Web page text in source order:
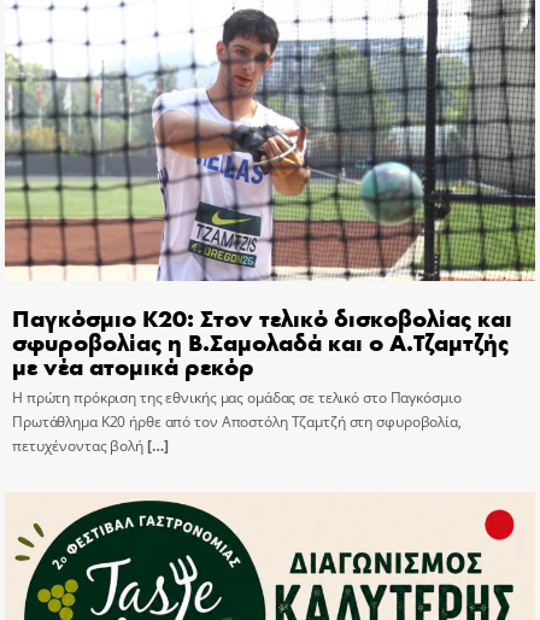
Παγκόσμιο Κ20: Στον τελικό δισκοβολίας και
σφυροβολίας η Β.Σαμολαδά και ο Α.Τζαμτζής
με νέα ατομικά ρεκόρ
Η πρώτη πρόκριση της εθνικής μας ομάδας σε τελικό στο Παγκόσμιο
Πρωτάθλημα Κ20 ήρθε από τον Αποστόλη Τζαμτζή στη σφυροβολία,
πετυχένοντας βολή[…]